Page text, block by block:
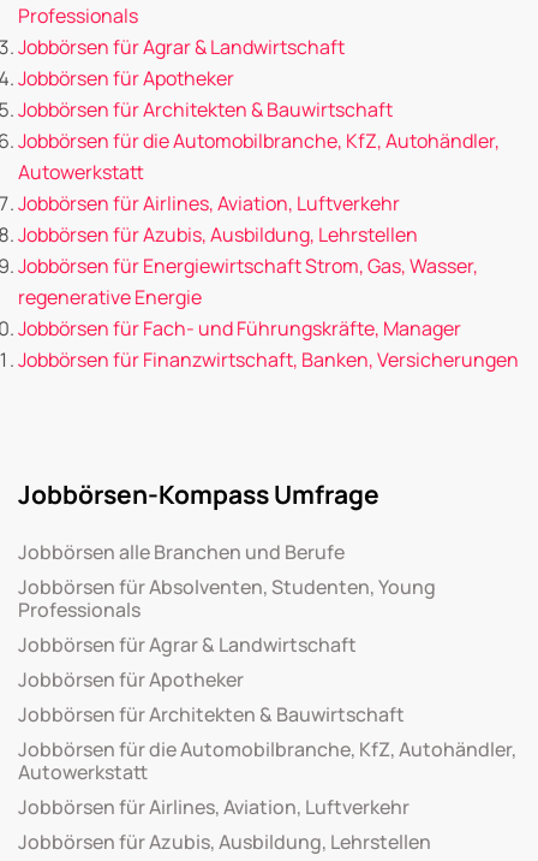
Professionals
Jobbörsen für Agrar & Landwirtschaft
Jobbörsen für Apotheker
Jobbörsen für Architekten & Bauwirtschaft
Jobbörsen für die Automobilbranche, KfZ, Autohändler,
Autowerkstatt
Jobbörsen für Airlines, Aviation, Luftverkehr
Jobbörsen für Azubis, Ausbildung, Lehrstellen
Jobbörsen für Energiewirtschaft Strom, Gas, Wasser,
regenerative Energie
Jobbörsen für Fach- und Führungskräfte, Manager
Jobbörsen für Finanzwirtschaft, Banken, Versicherungen
Jobbörsen-Kompass Umfrage
Jobbörsen alle Branchen und Berufe
Jobbörsen für Absolventen, Studenten, Young
Professionals
Jobbörsen für Agrar & Landwirtschaft
Jobbörsen für Apotheker
Jobbörsen für Architekten & Bauwirtschaft
Jobbörsen für die Automobilbranche, KfZ, Autohändler,
Autowerkstatt
Jobbörsen für Airlines, Aviation, Luftverkehr
Jobbörsen für Azubis, Ausbildung, Lehrstellen